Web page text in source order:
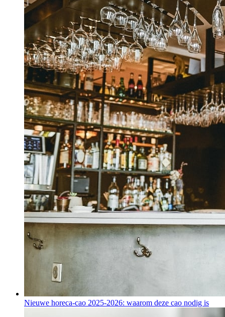
Nieuwe horeca-cao 2025-2026: waarom deze cao nodig is